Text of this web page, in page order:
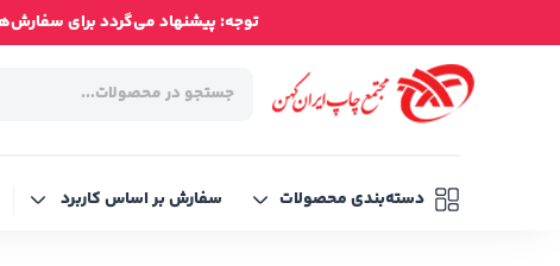
توجه: پیشنهاد می‌گردد برای سفارش‌های
دسته‌بندی محصولات سفارش بر اساس کاربرد